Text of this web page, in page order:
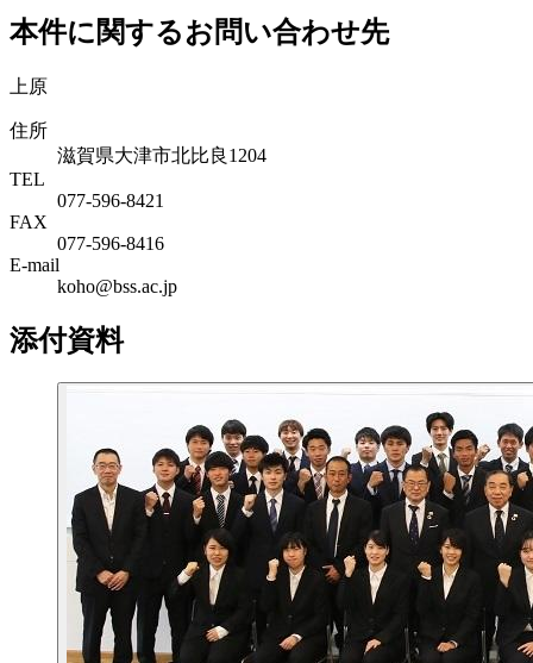
本件に関するお問い合わせ先
上原
住所
滋賀県大津市北比良1204
TEL
077-596-8421
FAX
077-596-8416
E-mail
koho@bss.ac.jp
添付資料